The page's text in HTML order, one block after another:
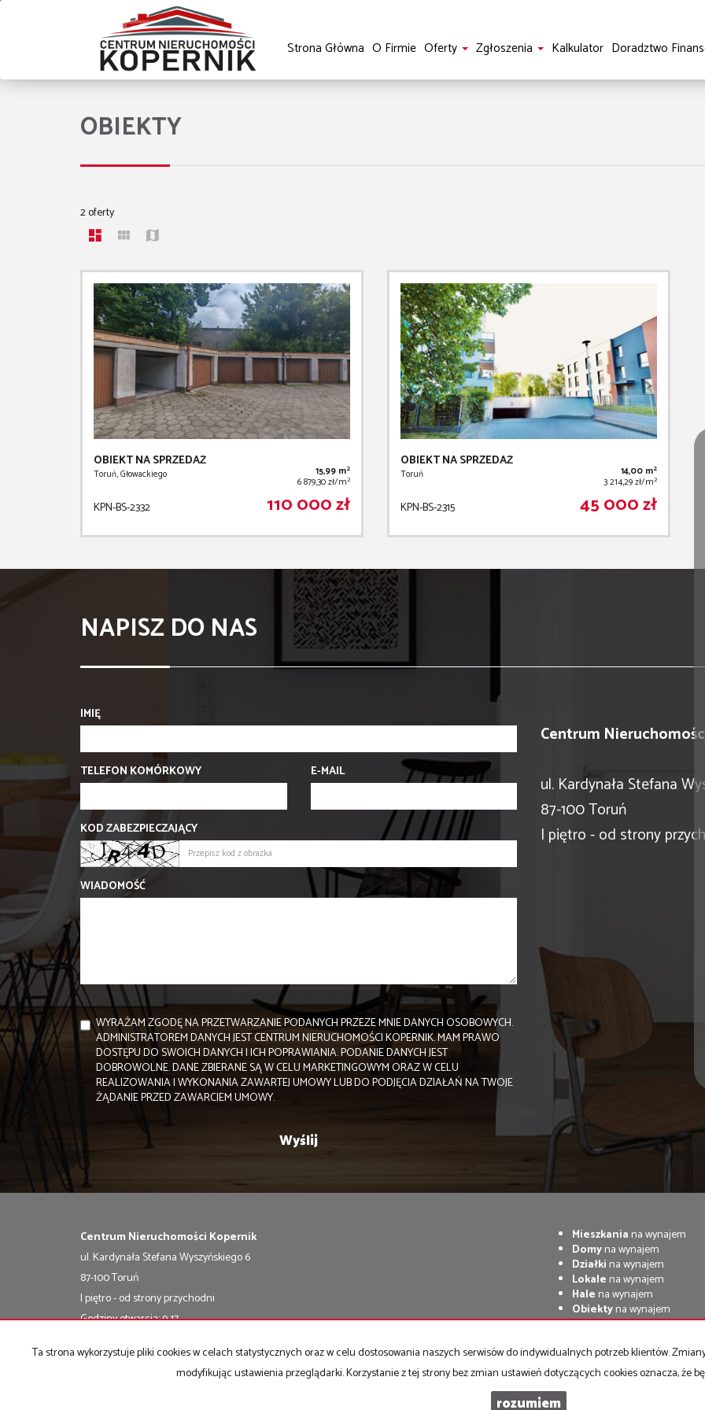
Strona Główna O Firmie Oferty Zgłoszenia Kalkulator Doradztwo
OBIEKTY
2 oferty
OBIEKT NA SPRZEDAŻ
Toruń, Głowackiego 15,99 m2
6 879,30 zł/m2
KPN-BS-2332 110 000 zł
OBIEKT NA SPRZEDAŻ
Toruń 14,00 m2
3 214,29 zł/m2
KPN-BS-2315 45 000 zł
NAPISZ DO NAS
IMIĘ
TELEFON KOMÓRKOWY E-MAIL
KOD ZABEZPIECZAJĄCY
WIADOMOŚĆ
WYRAŻAM ZGODĘ NA PRZETWARZANIE PODANYCH PRZEZE MNIE DANYCH OSOBOWYCH.
ADMINISTRATOREM DANYCH JEST CENTRUM NIERUCHOMOŚCI KOPERNIK. MAM PRAWO
DOSTĘPU DO SWOICH DANYCH I ICH POPRAWIANIA. PODANIE DANYCH JEST
DOBROWOLNE. DANE ZBIERANE SĄ W CELU MARKETINGOWYM ORAZ W CELU
REALIZOWANIA I WYKONANIA ZAWARTEJ UMOWY LUB DO PODJĘCIA DZIAŁAŃ NA TWOJE
ŻĄDANIE PRZED ZAWARCIEM UMOWY.
Centrum
ul. Kardynała Stefana
87-100 Toruń
I piętro - od strony
Centrum Nieruchomości Kopernik
ul. Kardynała Stefana Wyszyńskiego 6
87-100 Toruń
I piętro - od strony przychodni
Godziny otwarcia: 9-17
Mieszkania na wynajem
Domyna wynajem
Działki na wynajem
Lokale na wynajem
Hale na wynajem
Obiektyna wynajem
Strona główna Kup Sprzedaj notatnik Kontakt Praca
Ta strona wykorzystuje pliki cookies w celach statystycznych oraz w celu dostosowania naszych serwisów do indywidualnych potrzeb klientów.
modyfikując ustawienia przeglądarki. Korzystanie z tej strony bez zmian ustawień dotyczących cookies oznacza, że
rozumiem